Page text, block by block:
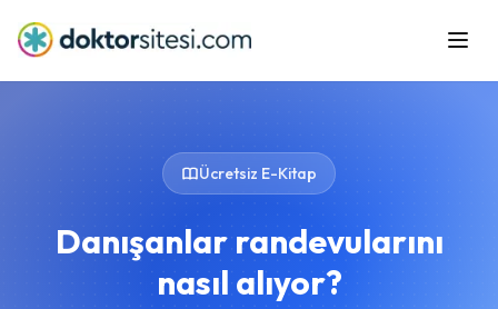
Satın Al
Ücretsiz E-Kitap
Danışanlar randevularını
nasıl alıyor?